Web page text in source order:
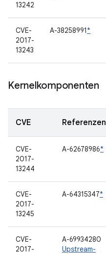
13242
CVE-
2017-
13243
A-38258991*
Kernelkomponenten
CVE Referenzen
CVE-
2017-
13244
A-62678986*
CVE-
2017-
13245
A-64315347*
CVE-
2017-
A-69934280
Upstream-